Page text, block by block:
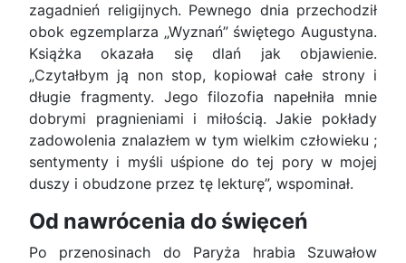
zagadnień religijnych. Pewnego dnia przechodził
obok egzemplarza „Wyznań” świętego Augustyna.
Książka okazała się dlań jak objawienie.
„Czytałbym ją non stop, kopiował całe strony i
długie fragmenty. Jego filozofia napełniła mnie
dobrymi pragnieniami i miłością. Jakie pokłady
zadowolenia znalazłem w tym wielkim człowieku ;
sentymenty i myśli uśpione do tej pory w mojej
duszy i obudzone przez tę lekturę”, wspominał.
Od nawrócenia do święceń
Po przenosinach do Paryża hrabia Szuwałow